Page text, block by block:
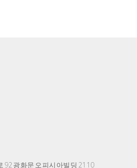
92 광화문 오피시아빌딩 2110